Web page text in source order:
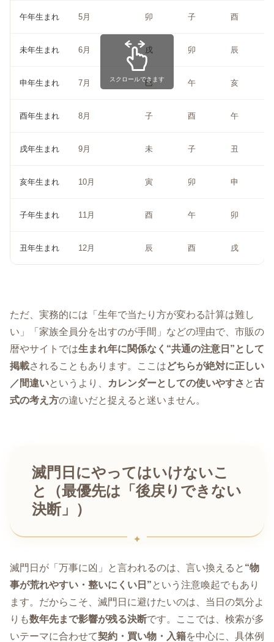
午年生まれ 5月 卯 子 酉
未年生まれ 6月 戌 卯 辰
申年生まれ 7月 巳 午 亥
酉年生まれ 8月 子 酉 午
戌年生まれ 9月 未 子 丑
亥年生まれ 10月 寅 卯 申
子年生まれ 11月 酉 午 卯
丑年生まれ 12月 辰 酉 戌
スクロールできます
ただ、実務的には「生年で当たり方が変わる計算は難し
い」「家族全員分を出すのが手間」などの理由で、市販の
暦やサイトでは生まれ年に関係なく“共通の注意日”として
掲載されることもあります。ここはどちらが絶対に正しい
／間違いというより、 カレンダーとしての使いやすさ と古
式の考え方の違いだと捉えると迷いません。
滅門日にやってはいけないこ
と（最優先は「後戻りできない
決断」）
滅門日が「万事に凶」と言われるのは、言い換えると “物
事が荒れやすい・整いにくい日”という注意喚起でもあり
ます。だからこそ、滅門日に避けたいのは、当日の気分よ
りも数年先まで影響が残る決断です。ここでは、検索が多
いテーマに合わせて契約・買い物・入籍を中心に、具体例